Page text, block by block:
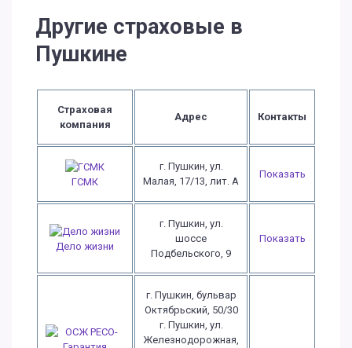
Другие страховые в
Пушкине
Страховая
компания
Адрес Контакты
ГСМК
г. Пушкин, ул.
Малая, 17/13, лит. А
Показать
Дело жизни
г. Пушкин, ул.
шоссе
Подбельского, 9
Показать
г. Пушкин, бульвар
Октябрьский, 50/30
г. Пушкин, ул.
Железнодорожная,